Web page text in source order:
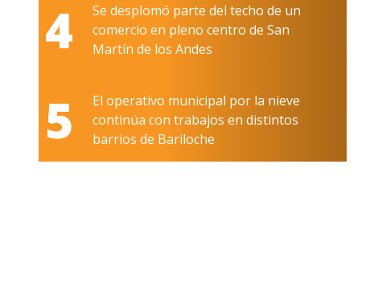
4
Se desplomó parte del techo de un
comercio en pleno centro de San
Martín de los Andes
5
El operativo municipal por la nieve
continúa con trabajos en distintos
barrios de Bariloche